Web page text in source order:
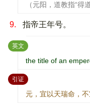
（元阳，道教指“得道
9. 指帝王年号。
英文 ：
the title of an
引证：
元，宜以天瑞命，